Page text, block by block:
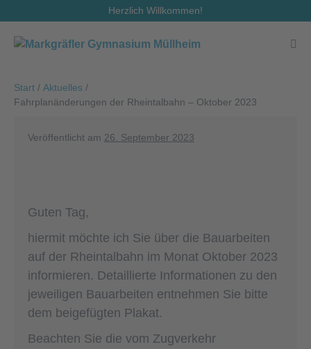
Inhalt
springen
Herzlich Willkommen!
Start / Aktuelles /
Fahrplanänderungen der Rheintalbahn – Oktober 2023
Veröffentlicht am 26. September 2023
Guten Tag,
hiermit möchte ich Sie über die Bauarbeiten
auf der Rheintalbahn im Monat Oktober 2023
informieren. Detaillierte Informationen zu den
jeweiligen Bauarbeiten entnehmen Sie bitte
dem beigefügten Plakat.
Beachten Sie die vom Zugverkehr